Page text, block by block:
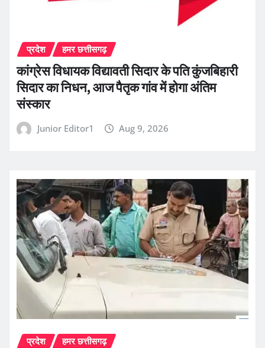
प्रदेश हमर छत्तीसगढ़
कांग्रेस विधायक विद्यावती सिदार के पति कुंजबिहारी
सिदार का निधन, आज पैतृक गांव में होगा अंतिम
संस्कार
Junior Editor1 Aug 9, 2026
प्रदेश हमर छत्तीसगढ़